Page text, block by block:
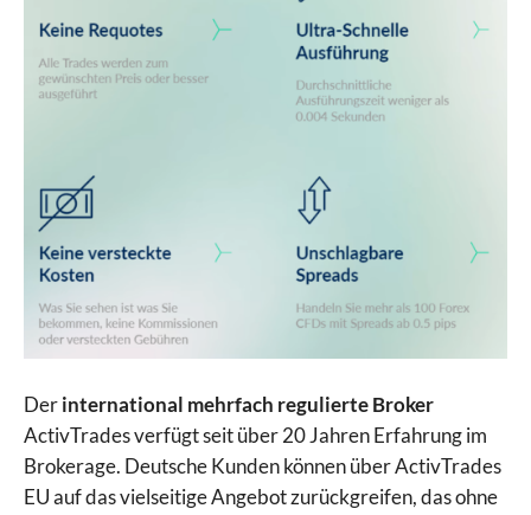
Derinternational mehrfach regulierte Broker
ActivTrades verfügt seit über 20 Jahren Erfahrung im
Brokerage. Deutsche Kunden können über ActivTrades
EU auf das vielseitige Angebot zurückgreifen, das ohne